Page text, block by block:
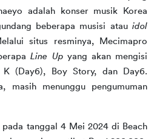
adalah konser musik Korea
beberapa musisi atau
situs resminya, Mecimapro
Line Up yang akan mengisi
(Day6), Boy Story, dan Day6.
masih menunggu pengumuman
pada tanggal 4 Mei 2024 di Beach